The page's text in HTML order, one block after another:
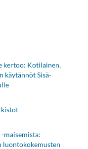
kertoo: Kotilainen,
käytännöt Sisä-
maisemista:
luontokokemusten